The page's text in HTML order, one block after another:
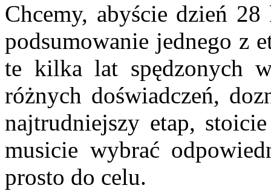
Chcemy, abyście dzień
podsumowanie jednego z
te kilka lat spędzonych
różnych doświadczeń,
najtrudniejszy etap,
musicie wybrać
prosto do celu.